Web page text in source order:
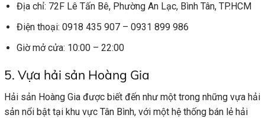
Địa chỉ: 72F Lê Tấn Bê, Phường An Lạc, Bình Tân, TP.HCM
Điện thoại: 0918 435 907 – 0931 899 986
Giờ mở cửa: 10:00 – 22:00
5. Vựa hải sản Hoàng Gia
Hải sản Hoàng Gia được biết đến như một trong những vựa hải
sản nổi bật tại khu vực Tân Bình, với một hệ thống bán lẻ hải